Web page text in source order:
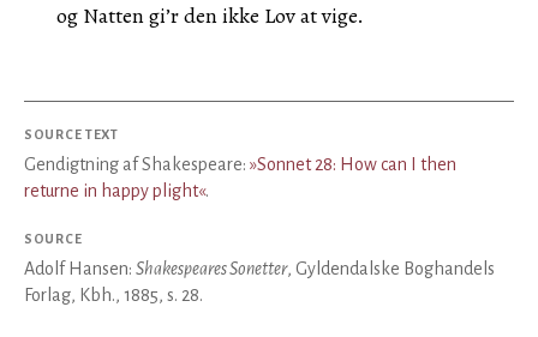
og Natten gi’r den ikke Lov at vige.
SOURCE TEXT
Gendigtning af Shakespeare: »Sonnet 28: How can I then
returne in happy plight«.
SOURCE
Adolf Hansen: Shakespeares Sonetter, Gyldendalske Boghandels
Forlag, Kbh., 1885, s. 28.